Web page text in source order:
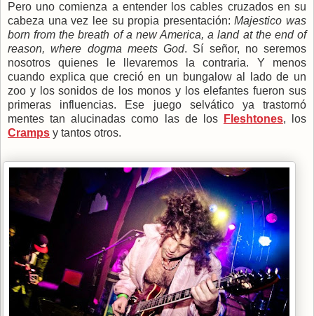
Pero uno comienza a entender los cables cruzados en su
cabeza una vez lee su propia presentación:Majestico was
born from the breath of a new America, a land at the end of
reason, where dogma meets God. Sí señor, no seremos
nosotros quienes le llevaremos la contraria. Y menos
cuando explica que creció en un bungalow al lado de un
zoo y los sonidos de los monos y los elefantes fueron sus
primeras influencias. Ese juego selvático ya trastornó
mentes tan alucinadas como las de los
Fleshtones, los
Cramps y tantos otros.